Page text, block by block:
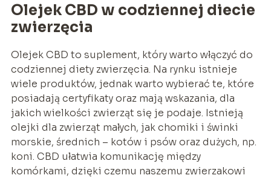
Olejek CBD w codziennej diecie
zwierzęcia
Olejek CBD to suplement, który warto włączyć do
codziennej diety zwierzęcia. Na rynku istnieje
wiele produktów, jednak warto wybierać te, które
posiadają certyfikaty oraz mają wskazania, dla
jakich wielkości zwierząt się je podaje. Istnieją
olejki dla zwierząt małych, jak chomiki i świnki
morskie, średnich – kotów i psów oraz dużych, np.
koni. CBD ułatwia komunikację między
komórkami, dzięki czemu naszemu zwierzakowi